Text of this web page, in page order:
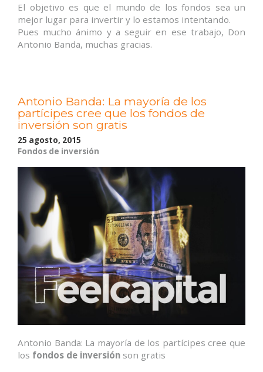
El objetivo es que el mundo de los fondos sea un
mejor lugar para invertir y lo estamos intentando.
Pues mucho ánimo y a seguir en ese trabajo, Don
Antonio Banda, muchas gracias.
Antonio Banda: La mayoría de los
partícipes cree que los fondos de
inversión son gratis
25 agosto, 2015
Fondos de inversión
Antonio Banda: La mayoría de los partícipes cree que
los fondos de inversión son gratis